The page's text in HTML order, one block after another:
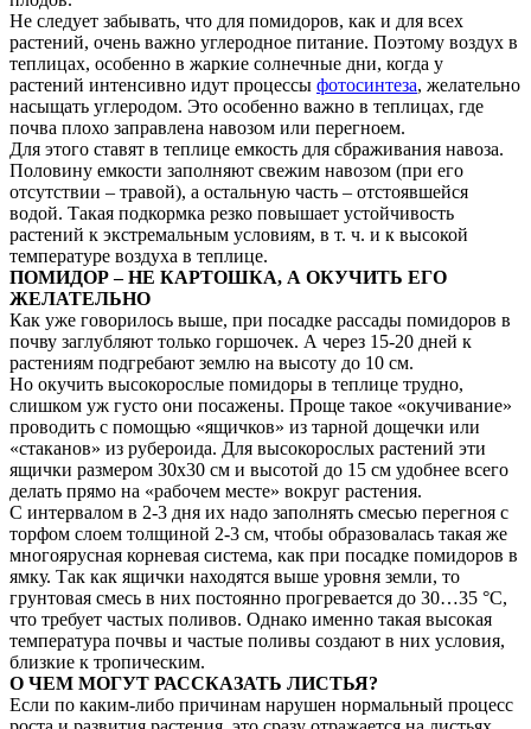
Не следует забывать, что для помидоров, как и для всех
растений, очень важно углеродное питание. Поэтому воздух в
теплицах, особенно в жаркие солнечные дни, когда у
растений интенсивно идут процессы фотосинтеза, желательно
насыщать углеродом. Это особенно важно в теплицах, где
почва плохо заправлена навозом или перегноем.
Для этого ставят в теплице емкость для сбраживания навоза.
Половину емкости заполняют свежим навозом (при его
отсутствии – травой), а остальную часть – отстоявшейся
водой. Такая подкормка резко повышает устойчивость
растений к экстремальным условиям, в т. ч. и к высокой
температуре воздуха в теплице.
ПОМИДОР – НЕ КАРТОШКА, А ОКУЧИТЬ ЕГО
ЖЕЛАТЕЛЬНО
Как уже говорилось выше, при посадке рассады помидоров в
почву заглубляют только горшочек. А через 15-20 дней к
растениям подгребают землю на высоту до 10 см.
Но окучить высокорослые помидоры в теплице трудно,
слишком уж густо они посажены. Проще такое «окучивание»
проводить с помощью «ящичков» из тарной дощечки или
«стаканов» из рубероида. Для высокорослых растений эти
ящички размером 30х30 см и высотой до 15 см удобнее всего
делать прямо на «рабочем месте» вокруг растения.
С интервалом в 2-3 дня их надо заполнять смесью перегноя с
торфом слоем толщиной 2-3 см, чтобы образовалась такая же
многоярусная корневая система, как при посадке помидоров в
ямку. Так как ящички находятся выше уровня земли, то
грунтовая смесь в них постоянно прогревается до 30…35 °С,
что требует частых поливов. Однако именно такая высокая
температура почвы и частые поливы создают в них условия,
близкие к тропическим.
О ЧЕМ МОГУТ РАССКАЗАТЬ ЛИСТЬЯ?
Если по каким-­либо причинам нарушен нормальный процесс